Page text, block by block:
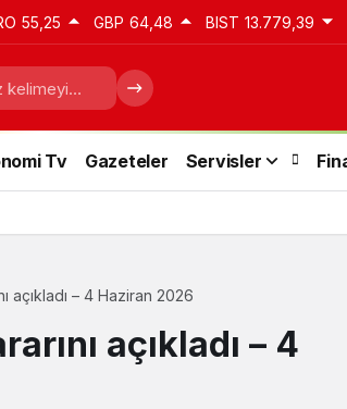
55,25 GBP 64,48 BIST 13.779,39
Tv Gazeteler Servisler
açıkladı – 4 Haziran 2026
açıkladı – 4